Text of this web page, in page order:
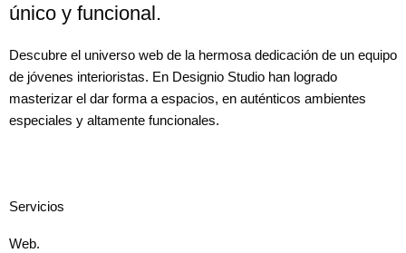
único y funcional.
Descubre el universo web de la hermosa dedicación de un equipo
de jóvenes interioristas. En Designio Studio han logrado
masterizar el dar forma a espacios, en auténticos ambientes
especiales y altamente funcionales.
Servicios
Web.